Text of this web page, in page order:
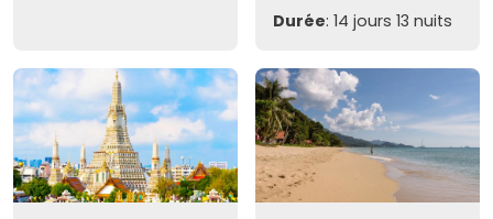
Durée: 14 jours 13 nuits